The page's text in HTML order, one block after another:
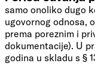
samo onoliko dugo
ugovornog odnosa,
prema poreznim i
dokumentacije). U
godina u skladu s §